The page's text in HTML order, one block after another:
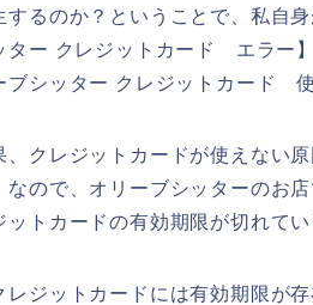
するのか？ということで、私自
ター クレジットカード エラー
ブシッター クレジットカード
、クレジットカードが使えない
なので、オリーブシッターのお
ットカードの有効期限が切れて
レジットカードには有効期限が